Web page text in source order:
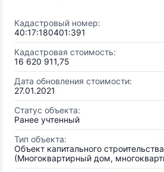
Кадастровый номер:
40:17:180401:391
Кадастровая стоимость:
16 620 911,75
Дата обновления стоимости:
27.01.2021
Статус объекта:
Ранее учтенный
Тип объекта:
Объект капитального
(Многоквартирный дом,